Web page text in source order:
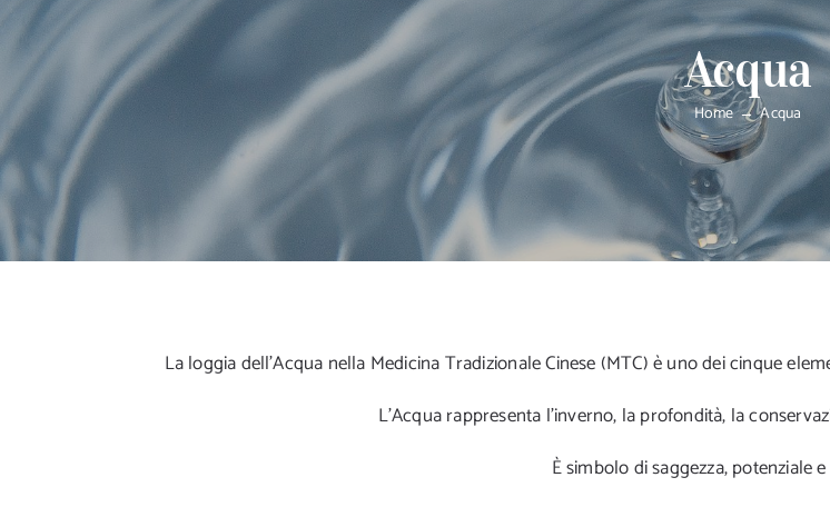
Acqua
Home Acqua
La loggia dell’Acqua nella Medicina Tradizionale Cinese (MTC) è uno dei cinque
L’Acqua rappresenta l’inverno, la profondità, la
È simbolo di saggezza, potenziale